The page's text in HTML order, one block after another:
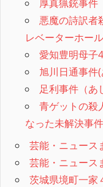
厚真猟銃事件
悪魔の詩訳者
レベーターホー
愛知豊明母子
旭川日通事件
足利事件（あ
青ゲットの殺
なった未解決事件
芸能・ニュース
芸能・ニュース
茨城県境町一家